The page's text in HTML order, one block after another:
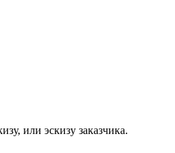
или эскизу заказчика.